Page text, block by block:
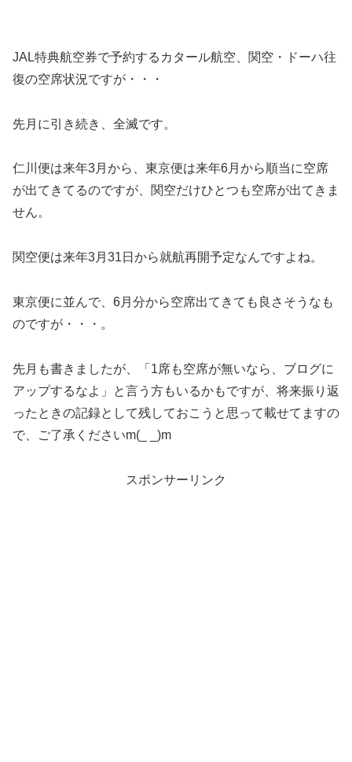
JAL特典航空券で予約するカタール航空、関空・ドーハ往
復の空席状況ですが・・・
先月に引き続き、全滅です。
仁川便は来年3月から、東京便は来年6月から順当に空席
が出てきてるのですが、関空だけひとつも空席が出てきま
せん。
関空便は来年3月31日から就航再開予定なんですよね。
東京便に並んで、6月分から空席出てきても良さそうなも
のですが・・・。
先月も書きましたが、「1席も空席が無いなら、ブログに
アップするなよ」と言う方もいるかもですが、将来振り返
ったときの記録として残しておこうと思って載せてますの
で、ご了承くださいm(_ _)m
スポンサーリンク